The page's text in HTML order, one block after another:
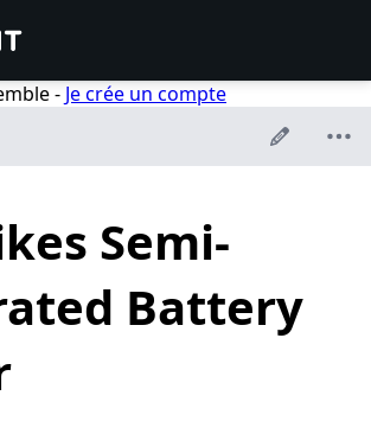
- Je crée un compte
Semi-
Battery